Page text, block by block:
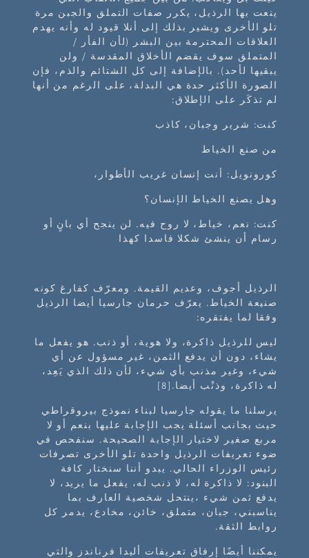
ينعت بها الرذيل، يكرر صفات التملق والجبن مرة
تلو الأخرى ويشير بذلك إلى أنلا قيود له وأنه يهدم
العلاقات المحترمة بين البشر (لأن الفأر /
المتملق سوف يقضم الأخلاق المقدسة / ولن
يبقيها لأحد). بالإضافة إلى كل الشتائم والذم، فإن
الصورة الأكثر حدة هي البدلة، على الرغم من أنها
لم تذكَر على الإطلاق:
كنت: شرير وجبان، كاذب
من صنع الخياط
كورونويل: أنت إنسان غريب الأطوار،
وهل يصنع الخياط الإنسان؟
كنت: نعم، خياط، لا روح فيه. لن ينجح أي بانٍ أو
رسام أن ينشئ شكلا فاسدا كهذا
الرذيل أجوف، وعديم القيمة. ومعرّف كفارغ كونه
صنيعة الخياط. يعرّف حرمان جارسيا أيضا الرذيل
وفقا لما يفتقره:
ليس للرذيل ذاكرة، ولا هوية، أو ذنب. هو يفعل ما
يشاء، دون أن يدفع الثمن، غير مسؤول عن أي
شيء، وغير مذنب بأي شيء، لأن ذلك الذي يَعِد،
له ذاكرة، وذنْب أيضا.[8]
يرسلنا ما يقوله جارسيا لبناء نموذج بيروقراطي
حيث بجانب أسئلة يجب الإجابة عليها بنعم أو لا
مربع صغير لاختيار الإجابة الصحيحة. سنفحص في
ضوء تعريفات الرذيل واحدة تلو الأخرى تصرفات
رئيس الوزراء الحالي. يبدو أننا سنختار كافة
البنود: لا ذاكرة له، لا ذنب له، يفعل ما يريد، لا
يدفع ثمن شيء ،ينتحل شخصية العارف بما
يناسبني، جبان، متملق، خائن، مخادع، يدمر كل
روابط الثقة.
يمكننا أيضًا إرفاق تعريفات أليدا فرناندز والتي